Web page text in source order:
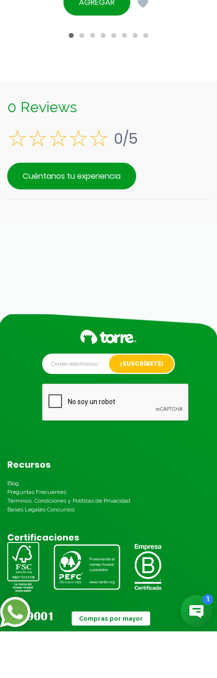
actual
$4.490.
AGREGAR
0 Reviews
0/5
Cuéntanos tu experiencia
Alternative:
Recursos
Blog
Preguntas Frecuentes
Términos, Condiciones y Políticas de Privacidad
Bases Legales Concursos
Certificaciones
Compras por mayor